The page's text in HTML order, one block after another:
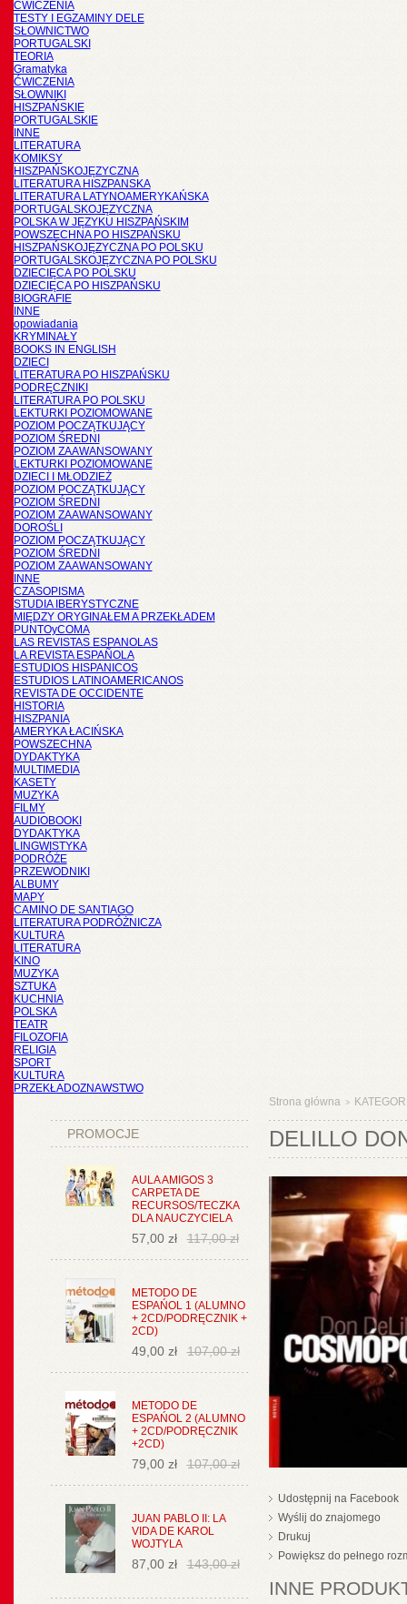
ĆWICZENIA
TESTY I EGZAMINY DELE
SŁOWNICTWO
PORTUGALSKI
TEORIA
Gramatyka
ĆWICZENIA
SŁOWNIKI
HISZPAŃSKIE
PORTUGALSKIE
INNE
LITERATURA
KOMIKSY
HISZPAŃSKOJĘZYCZNA
LITERATURA HISZPANSKA
LITERATURA LATYNOAMERYKAŃSKA
PORTUGALSKOJĘZYCZNA
POLSKA W JĘZYKU HISZPAŃSKIM
POWSZECHNA PO HISZPAŃSKU
HISZPAŃSKOJĘZYCZNA PO POLSKU
PORTUGALSKOJĘZYCZNA PO POLSKU
DZIECIĘCA PO POLSKU
DZIECIĘCA PO HISZPAŃSKU
BIOGRAFIE
INNE
opowiadania
KRYMINAŁY
BOOKS IN ENGLISH
DZIECI
LITERATURA PO HISZPAŃSKU
PODRĘCZNIKI
LITERATURA PO POLSKU
LEKTURKI POZIOMOWANE
POZIOM POCZĄTKUJĄCY
POZIOM ŚREDNI
POZIOM ZAAWANSOWANY
LEKTURKI POZIOMOWANE
DZIECI I MŁODZIEŻ
POZIOM POCZĄTKUJĄCY
POZIOM ŚREDNI
POZIOM ZAAWANSOWANY
DOROŚLI
POZIOM POCZĄTKUJĄCY
POZIOM ŚREDNI
POZIOM ZAAWANSOWANY
INNE
CZASOPISMA
STUDIA IBERYSTYCZNE
MIĘDZY ORYGINAŁEM A PRZEKŁADEM
PUNTOyCOMA
LAS REVISTAS ESPANOLAS
LA REVISTA ESPAÑOLA
ESTUDIOS HISPANICOS
ESTUDIOS LATINOAMERICANOS
REVISTA DE OCCIDENTE
HISTORIA
HISZPANIA
AMERYKA ŁACIŃSKA
POWSZECHNA
DYDAKTYKA
MULTIMEDIA
KASETY
MUZYKA
FILMY
AUDIOBOOKI
DYDAKTYKA
LINGWISTYKA
PODRÓŻE
PRZEWODNIKI
ALBUMY
MAPY
CAMINO DE SANTIAGO
LITERATURA PODRÓŻNICZA
KULTURA
LITERATURA
KINO
MUZYKA
SZTUKA
KUCHNIA
POLSKA
TEATR
FILOZOFIA
RELIGIA
SPORT
KULTURA
PRZEKŁADOZNAWSTWO
PROMOCJE
AULA AMIGOS 3
CARPETA DE
RECURSOS/TECZKA
DLA NAUCZYCIELA
57,00 zł 117,00 zł
METODO DE
ESPAŃOL 1 (ALUMNO
+ 2CD/PODRĘCZNIK +
2CD)
49,00 zł 107,00 zł
METODO DE
ESPAŃOL 2 (ALUMNO
+ 2CD/PODRĘCZNIK
+2CD)
79,00 zł 107,00 zł
JUAN PABLO II: LA
VIDA DE KAROL
WOJTYLA
87,00 zł 143,00 zł
Strona główna >
DELILLO
Udostępnij na Facebook
Wyślij do znajomego
Drukuj
Powiększ do pełnego
INNE